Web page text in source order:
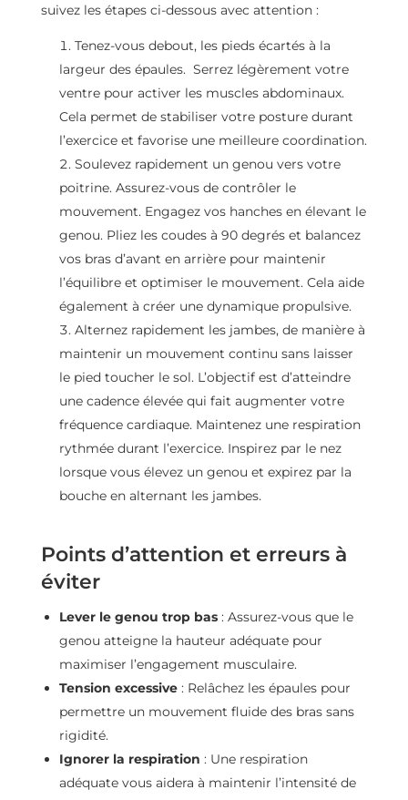
suivez les étapes ci-dessous avec attention :
Tenez-vous debout, les pieds écartés à la
largeur des épaules. Serrez légèrement votre
ventre pour activer les muscles abdominaux.
Cela permet de stabiliser votre posture durant
l’exercice et favorise une meilleure coordination.
Soulevez rapidement un genou vers votre
poitrine. Assurez-vous de contrôler le
mouvement. Engagez vos hanches en élevant le
genou. Pliez les coudes à 90 degrés et balancez
vos bras d’avant en arrière pour maintenir
l’équilibre et optimiser le mouvement. Cela aide
également à créer une dynamique propulsive.
Alternez rapidement les jambes, de manière à
maintenir un mouvement continu sans laisser
le pied toucher le sol. L’objectif est d’atteindre
une cadence élevée qui fait augmenter votre
fréquence cardiaque. Maintenez une respiration
rythmée durant l’exercice. Inspirez par le nez
lorsque vous élevez un genou et expirez par la
bouche en alternant les jambes.
Points d’attention et erreurs à
éviter
Lever le genou trop bas: Assurez-vous que le
genou atteigne la hauteur adéquate pour
maximiser l’engagement musculaire.
Tension excessive : Relâchez les épaules pour
permettre un mouvement fluide des bras sans
rigidité.
Ignorer la respiration : Une respiration
adéquate vous aidera à maintenir l’intensité de